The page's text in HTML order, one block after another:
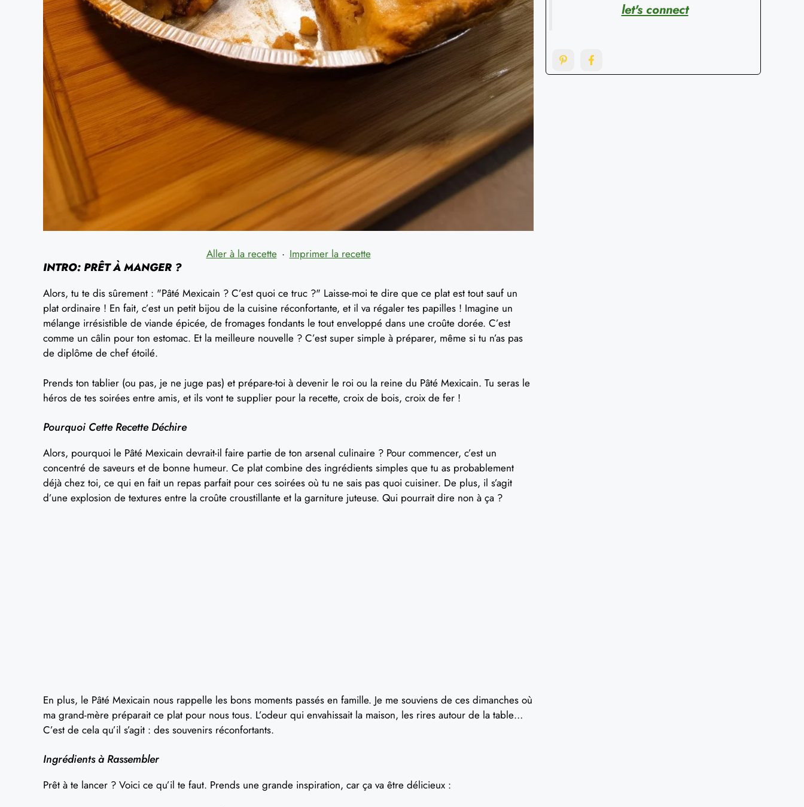
Aller à la recette · Imprimer la recette
INTRO: PRÊT À MANGER ?
Alors, tu te dis sûrement : "Pâté Mexicain ? C’est quoi ce truc ?" Laisse-moi te dire que ce plat est tout sauf un
plat ordinaire ! En fait, c’est un petit bijou de la cuisine réconfortante, et il va régaler tes papilles ! Imagine un
mélange irrésistible de viande épicée, de fromages fondants le tout enveloppé dans une croûte dorée. C’est
comme un câlin pour ton estomac. Et la meilleure nouvelle ? C’est super simple à préparer, même si tu n’as pas
de diplôme de chef étoilé.
Prends ton tablier (ou pas, je ne juge pas) et prépare-toi à devenir le roi ou la reine du Pâté Mexicain. Tu seras le
héros de tes soirées entre amis, et ils vont te supplier pour la recette, croix de bois, croix de fer !
Pourquoi Cette Recette Déchire
Alors, pourquoi le Pâté Mexicain devrait-il faire partie de ton arsenal culinaire ? Pour commencer, c’est un
concentré de saveurs et de bonne humeur. Ce plat combine des ingrédients simples que tu as probablement
déjà chez toi, ce qui en fait un repas parfait pour ces soirées où tu ne sais pas quoi cuisiner. De plus, il s’agit
d’une explosion de textures entre la croûte croustillante et la garniture juteuse. Qui pourrait dire non à ça ?
En plus, le Pâté Mexicain nous rappelle les bons moments passés en famille. Je me souviens de ces dimanches où
ma grand-mère préparait ce plat pour nous tous. L’odeur qui envahissait la maison, les rires autour de la table…
C’est de cela qu’il s’agit : des souvenirs réconfortants.
Ingrédients à Rassembler
Prêt à te lancer ? Voici ce qu’il te faut. Prends une grande inspiration, car ça va être délicieux :
let's connect